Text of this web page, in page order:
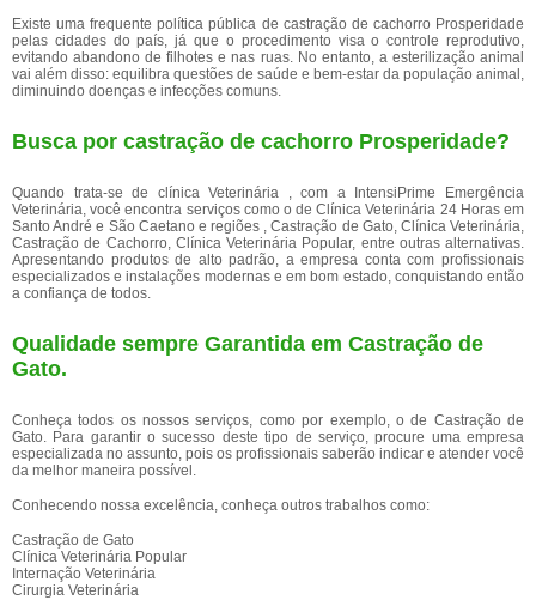
Existe uma frequente política pública de castração de cachorro Prosperidade
pelas cidades do país, já que o procedimento visa o controle reprodutivo,
evitando abandono de filhotes e nas ruas. No entanto, a esterilização animal
vai além disso: equilibra questões de saúde e bem-estar da população animal,
diminuindo doenças e infecções comuns.
Busca por castração de cachorro Prosperidade?
Quando trata-se de clínica Veterinária , com a IntensiPrime Emergência
Veterinária, você encontra serviços como o de Clínica Veterinária 24 Horas em
Santo André e São Caetano e regiões , Castração de Gato, Clínica Veterinária,
Castração de Cachorro, Clínica Veterinária Popular, entre outras alternativas.
Apresentando produtos de alto padrão, a empresa conta com profissionais
especializados e instalações modernas e em bom estado, conquistando então
a confiança de todos.
Qualidade sempre Garantida em Castração de
Gato.
Conheça todos os nossos serviços, como por exemplo, o de Castração de
Gato. Para garantir o sucesso deste tipo de serviço, procure uma empresa
especializada no assunto, pois os profissionais saberão indicar e atender você
da melhor maneira possível.
Conhecendo nossa excelência, conheça outros trabalhos como:
Castração de Gato
Clínica Veterinária Popular
Internação Veterinária
Cirurgia Veterinária